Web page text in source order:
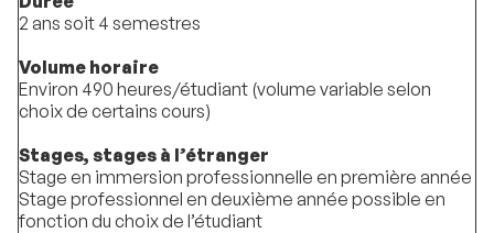
2 ans soit 4 semestres
Volume horaire
Environ 490 heures/étudiant (volume variable selon
choix de certains cours)
Stages, stages à l’étranger
Stage en immersion professionnelle en première année
Stage professionnel en deuxième année possible en
fonction du choix de l’étudiant